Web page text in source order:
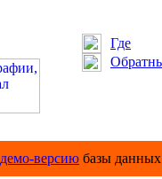
Где
демо-версию базы